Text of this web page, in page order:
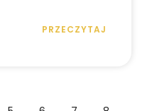
PRZECZYTAJ